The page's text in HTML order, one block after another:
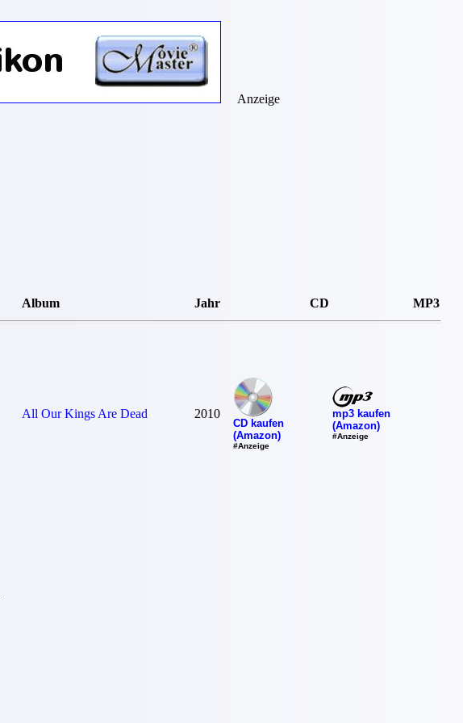
Album Jahr CD MP3
All Our Kings Are Dead 2010
CD kaufen
(Amazon)
#Anzeige
mp3 kaufen
(Amazon)
#Anzeige
Anzeige